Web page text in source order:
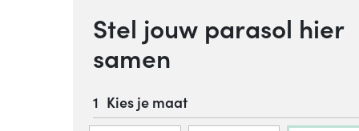
Stel jouw parasol hier
samen
Kies je maat